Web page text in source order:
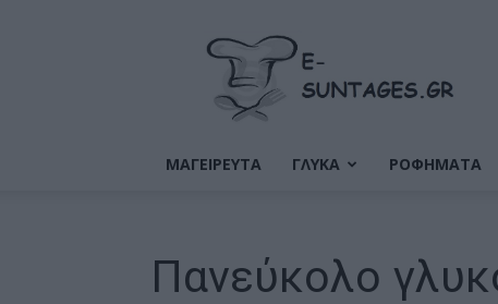
Ε-
Συνταγές
ΜΑΓΕΙΡΕΥΤΑ ΓΛΥΚΑ ΡΟΦΗΜΑΤΑ
Πανεύκολο